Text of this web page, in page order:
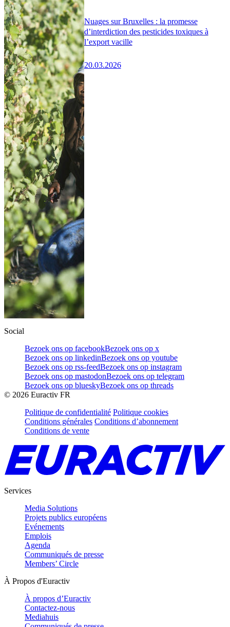
Nuages sur Bruxelles : la promesse
d’interdiction des pesticides toxiques à
l’export vacille
20.03.2026
Social
Bezoek ons op facebookBezoek ons op x
Bezoek ons op linkedinBezoek ons op youtube
Bezoek ons op rss-feedBezoek ons op instagram
Bezoek ons op mastodonBezoek ons op telegram
Bezoek ons op blueskyBezoek ons op threads
© 2026 Euractiv FR
Politique de confidentialité Politique cookies
Conditions générales Conditions d’abonnement
Conditions de vente
Services
Media Solutions
Projets publics européens
Evénements
Emplois
Agenda
Communiqués de presse
Members’ Circle
À Propos d'Euractiv
À propos d’Euractiv
Contactez-nous
Mediahuis